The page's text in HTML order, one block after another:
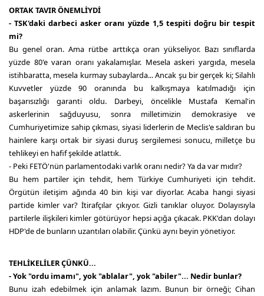
ORTAK TAVIR ÖNEMLİYDİ
- TSK'daki darbeci asker oranı yüzde 1,5 tespiti doğru bir tespit
mi?
Bu genel oran. Ama rütbe arttıkça oran yükseliyor. Bazı sınıflarda
yüzde 80'e varan oranı yakalamışlar. Mesela askeri yargıda, mesela
istihbaratta, mesela kurmay subaylarda... Ancak şu bir gerçek ki; Silahlı
Kuvvetler yüzde 90 oranında bu kalkışmaya katılmadığı için
başarısızlığı garanti oldu. Darbeyi, öncelikle Mustafa Kemal'in
askerlerinin sağduyusu, sonra milletimizin demokrasiye ve
Cumhuriyetimize sahip çıkması, siyasi liderlerin de Meclis'e saldıran bu
hainlere karşı ortak bir siyasi duruş sergilemesi sonucu, milletçe bu
tehlikeyi en hafif şekilde atlattık.
- Peki FETÖ'nün parlamentodaki varlık oranı nedir? Ya da var mıdır?
Bu hem partiler için tehdit, hem Türkiye Cumhuriyeti için tehdit.
Örgütün iletişim ağında 40 bin kişi var diyorlar. Acaba hangi siyasi
partide kimler var? İtirafçılar çıkıyor. Gizli tanıklar oluyor. Dolayısıyla
partilerle ilişkileri kimler götürüyor hepsi açığa çıkacak. PKK'dan dolayı
HDP'de de bunların uzantıları olabilir. Çünkü aynı beyin yönetiyor.
TEHLİKELİLER ÇÜNKÜ...
- Yok "ordu imamı", yok "ablalar", yok "abiler"... Nedir bunlar?
Bunu izah edebilmek için anlamak lazım. Bunun bir örneği; Cihan